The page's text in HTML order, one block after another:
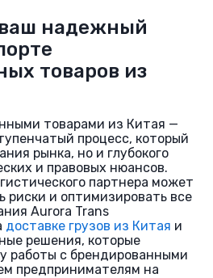
надежный
товаров из
товарами из Китая —
процесс, который
рынка, но и глубокого
и правовых нюансов.
партнера может
риски и оптимизировать все
Aurora Trans
доставке грузов из Китая и
решения, которые
работы с брендированными
предпринимателям на